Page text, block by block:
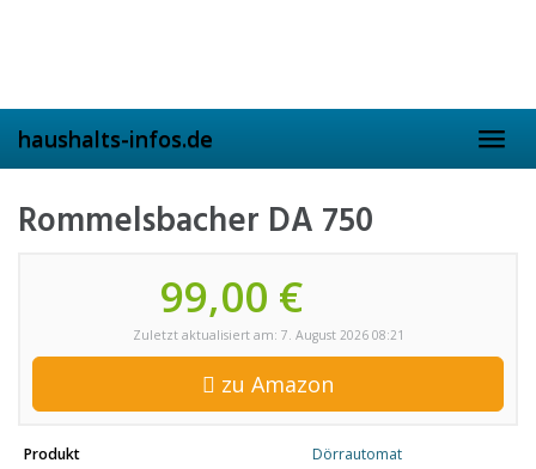
haushalts-infos.de
Rommelsbacher DA 750
99,00 €
Zuletzt aktualisiert am: 7. August 2026 08:21
zu Amazon
Produkt
Dörrautomat